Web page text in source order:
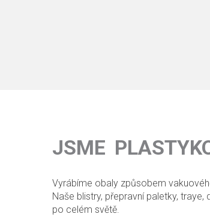
JSME
Vyrábíme obaly způsobem
Naše blistry, přepravní paletky,
po celém světě.